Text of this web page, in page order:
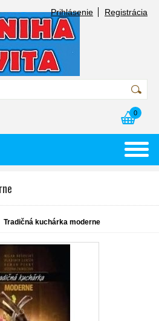
Prihlásenie Registrácia
0
Tradičná kuchárka moderne